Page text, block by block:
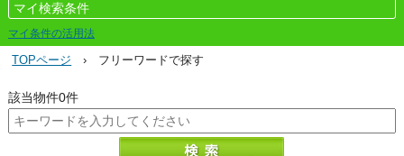
マイ検索条件
マイ条件の活用法
TOPページ › フリーワードで探す
該当物件0件